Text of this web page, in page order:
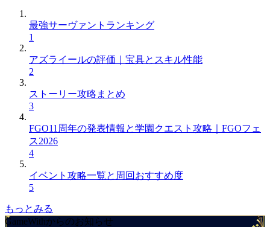
最強サーヴァントランキング
1
アズライールの評価｜宝具とスキル性能
2
ストーリー攻略まとめ
3
FGO11周年の発表情報と学園クエスト攻略｜FGOフェ
ス2026
4
イベント攻略一覧と周回おすすめ度
5
もっとみる
GameWithからのお知らせ